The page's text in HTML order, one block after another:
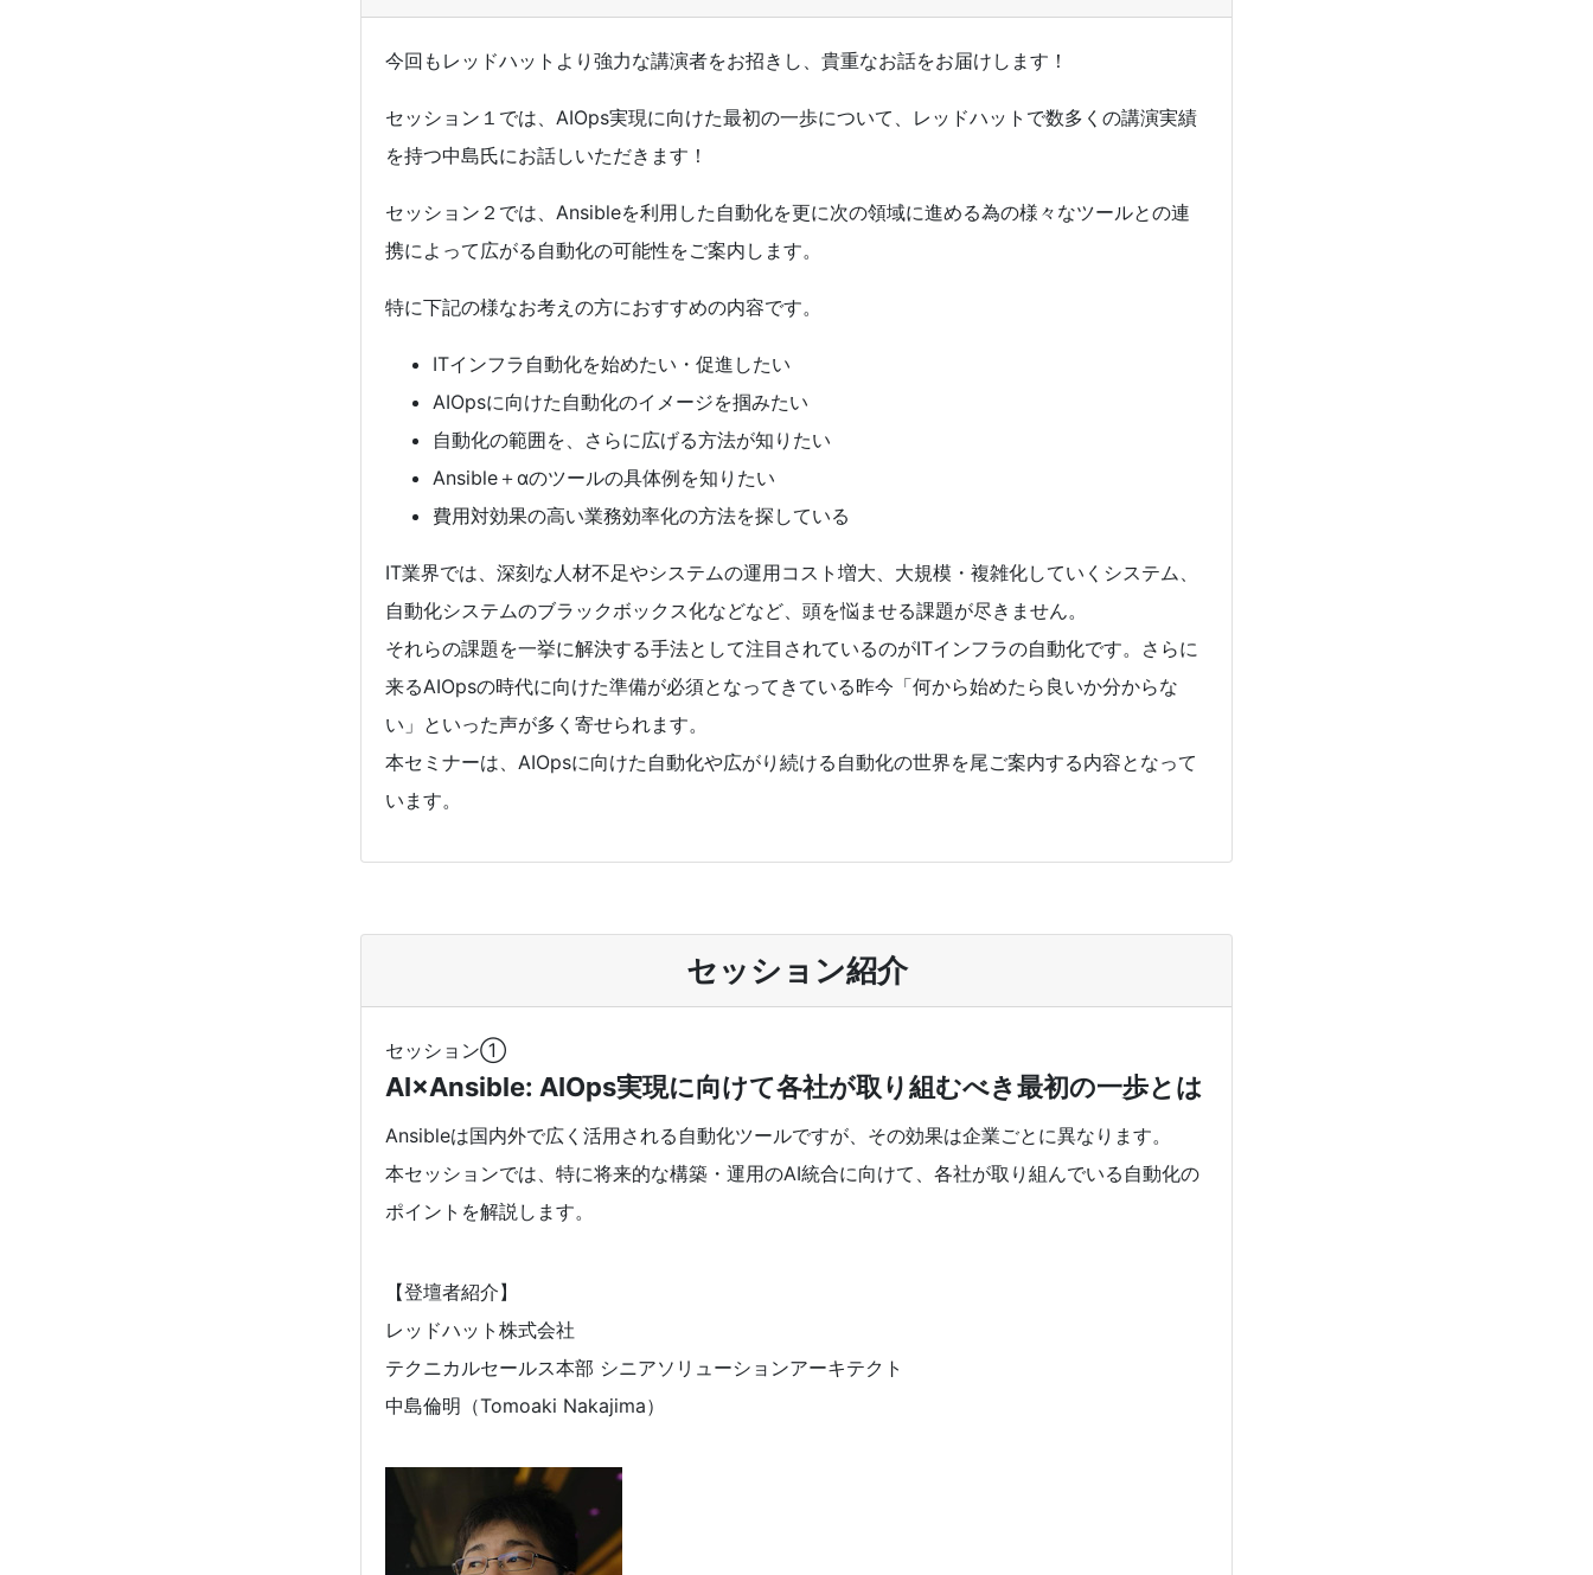
今回もレッドハットより強力な講演者をお招きし、貴重なお話をお届けします！
セッション１では、AIOps実現に向けた最初の一歩について、レッドハットで数多くの講演実績
を持つ中島氏にお話しいただきます！
セッション２では、Ansibleを利用した自動化を更に次の領域に進める為の様々なツールとの連
携によって広がる自動化の可能性をご案内します。
特に下記の様なお考えの方におすすめの内容です。
ITインフラ自動化を始めたい・促進したい
AIOpsに向けた自動化のイメージを掴みたい
自動化の範囲を、さらに広げる方法が知りたい
Ansible＋αのツールの具体例を知りたい
費用対効果の高い業務効率化の方法を探している
IT業界では、深刻な人材不足やシステムの運用コスト増大、大規模・複雑化していくシステム、
自動化システムのブラックボックス化などなど、頭を悩ませる課題が尽きません。
それらの課題を一挙に解決する手法として注目されているのがITインフラの自動化です。さらに
来るAIOpsの時代に向けた準備が必須となってきている昨今「何から始めたら良いか分からな
い」といった声が多く寄せられます。
本セミナーは、AIOpsに向けた自動化や広がり続ける自動化の世界を尾ご案内する内容となって
います。
セッション紹介
セッション①
AI×Ansible: AIOps実現に向けて各社が取り組むべき最初の一歩とは
Ansibleは国内外で広く活用される自動化ツールですが、その効果は企業ごとに異なります。
本セッションでは、特に将来的な構築・運用のAI統合に向けて、各社が取り組んでいる自動化の
ポイントを解説します。
【登壇者紹介】
レッドハット株式会社
テクニカルセールス本部 シニアソリューションアーキテクト
中島倫明（Tomoaki Nakajima）